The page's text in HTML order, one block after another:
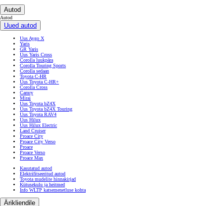
POST https://usc-webcomponents.toyota-europe.com/v1/used-stock-cars/ee/et?
brand=toyota&uscContext=used&uscEnv=production&vehicleForSaleId=21a061d0-1f19-4648-a50e-
cb7ac2db7c34
Autod
Uued autod
Uus Aygo X
Yaris
GR Yaris
Uus Yaris Cross
Corolla luukpära
Corolla Touring Sports
Corolla sedaan
Toyota C-HR
Uus Toyota C-HR+
Corolla Cross
Camry
Mirai
Uus Toyota bZ4X
Uus Toyota bZ4X Touring
Uus Toyota RAV4
Uus Hilux Electric
Land Cruiser
Proace City
Proace City Verso
Proace
Proace Verso
Proace Max